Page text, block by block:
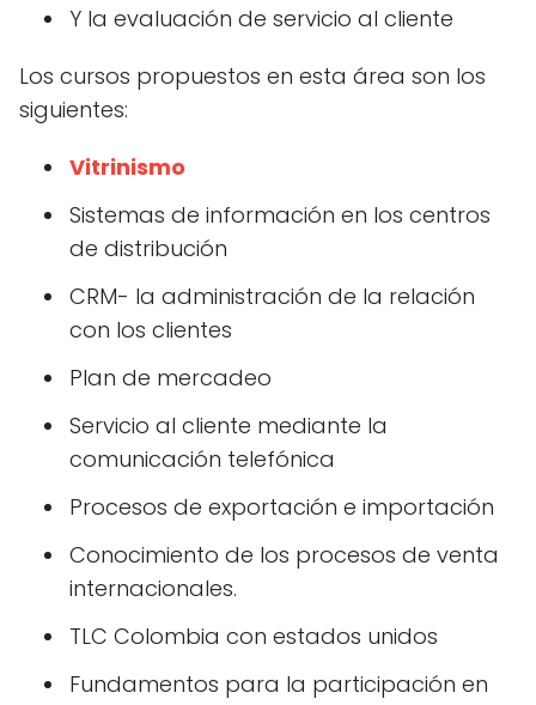
Y la evaluación de servicio al cliente
Los cursos propuestos en esta área son los
siguientes:
Vitrinismo
Sistemas de información en los centros
de distribución
CRM- la administración de la relación
con los clientes
Plan de mercadeo
Servicio al cliente mediante la
comunicación telefónica
Procesos de exportación e importación
Conocimiento de los procesos de venta
internacionales.
TLC Colombia con estados unidos
Fundamentos para la participación en